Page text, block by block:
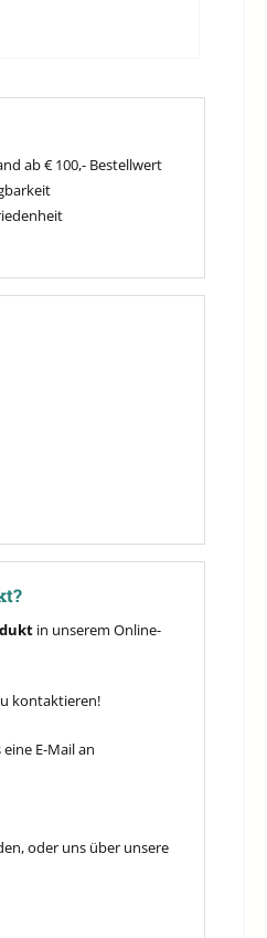
ab € 100,- Bestellwert
in unserem Online-
kontaktieren!
E-Mail an
oder uns über unsere